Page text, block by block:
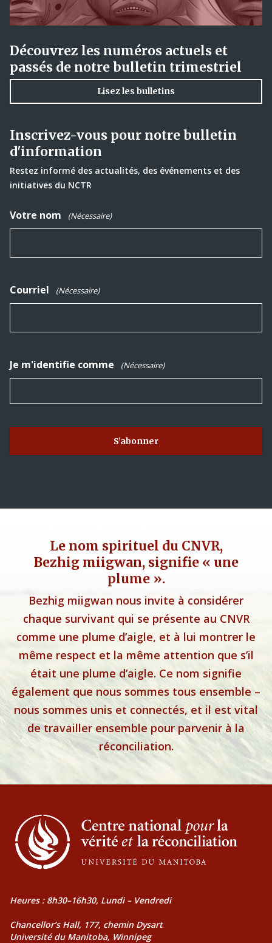
Découvrez les numéros actuels et
passés de notre bulletin trimestriel
Lisez les bulletins
Inscrivez-vous pour notre bulletin
d'information
Restez informé des actualités, des événements et des
initiatives du NCTR
Votre nom (Nécessaire)
Courriel (Nécessaire)
Je m'identifie comme (Nécessaire)
Le nom spirituel du CNVR,
Bezhig miigwan, signifie « une
plume ».
Bezhig miigwan nous invite à considérer
chaque survivant qui se présente au CNVR
comme une plume d’aigle, et à lui montrer le
même respect et la même attention que s’il
était une plume d’aigle. Ce nom signifie
également que nous sommes tous ensemble –
nous sommes unis et connectés, et il est vital
de travailler ensemble pour parvenir à la
réconciliation.
Heures : 8h30–16h30, Lundi – Vendredi
Chancellor’s Hall, 177, chemin Dysart
Université du Manitoba, Winnipeg